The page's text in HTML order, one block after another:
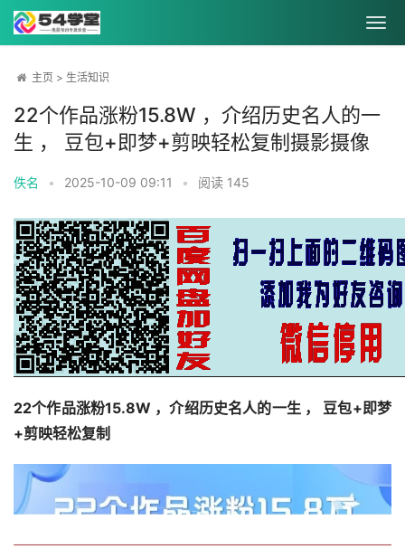
主页 > 生活知识
22个作品涨粉15.8W ，介绍历史名人的一
生 ， 豆包+即梦+剪映轻松复制摄影摄像
佚名 • 2025-10-09 09:11 • 阅读 145
22个作品涨粉15.8W ，介绍历史名人的一生 ， 豆包+即梦
+剪映轻松复制